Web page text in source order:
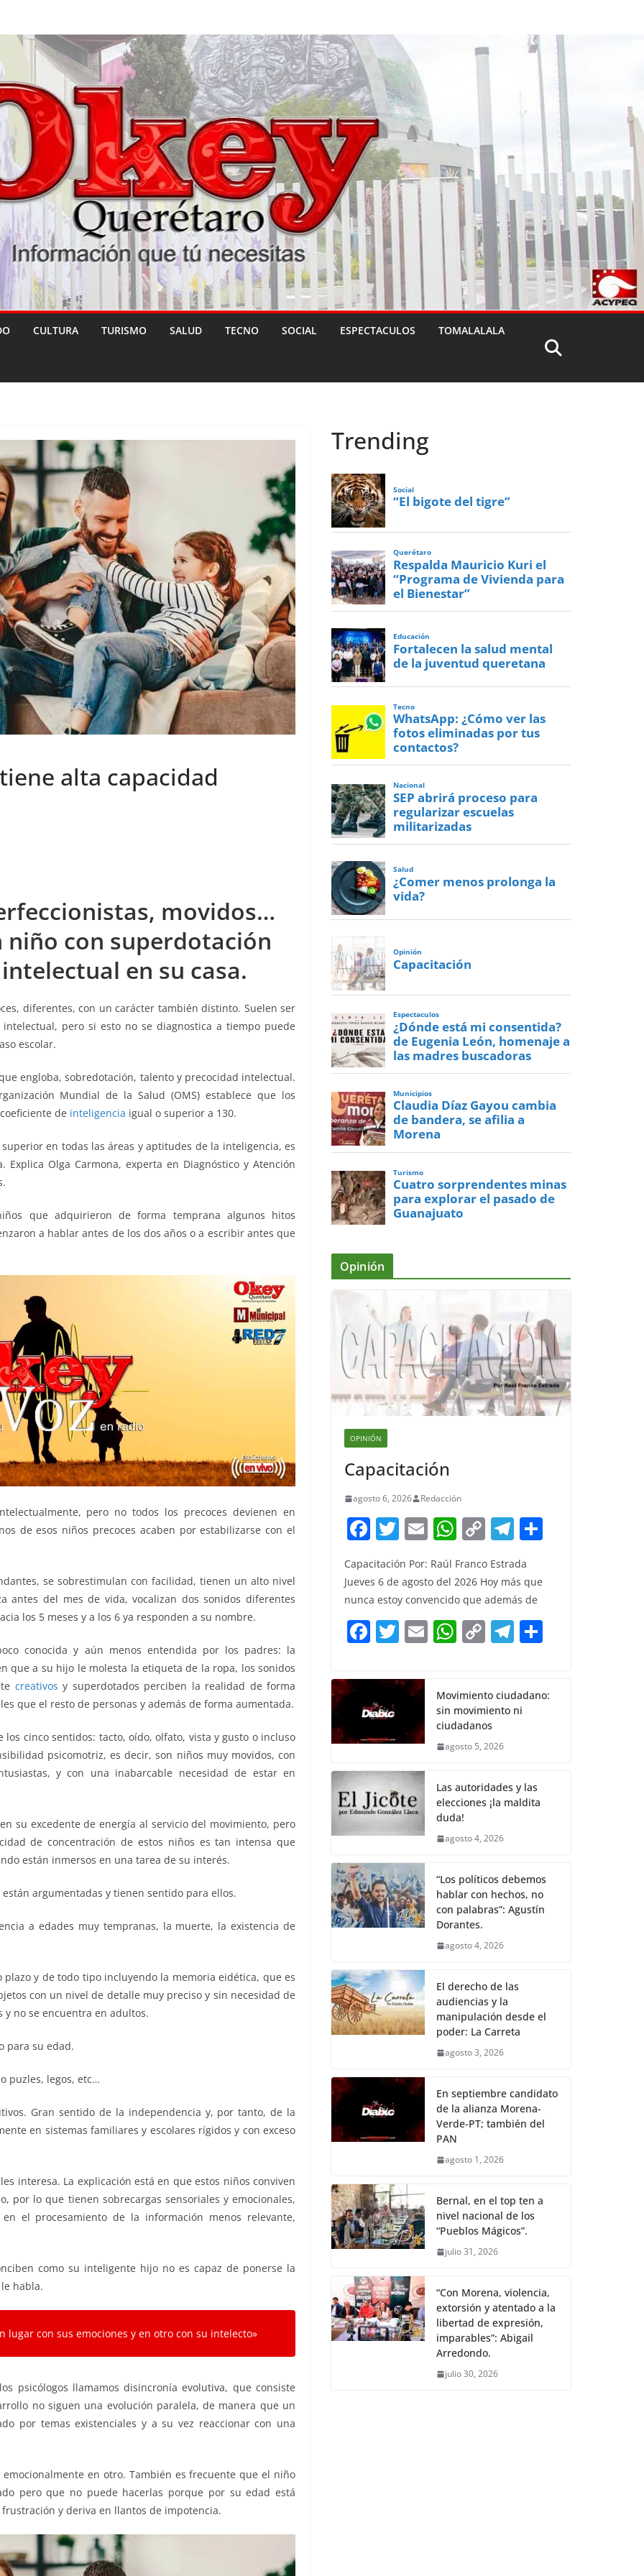
CULTURA TURISMO SALUD TECNO SOCIAL ESPECTACULOS TOMALALALA
alta capacidad
movidos…
niño con superdotación
en su casa.
diferentes, con un carácter también distinto. Suelen ser
pero si esto no se diagnostica a tiempo puede
escolar.
engloba, sobredotación, talento y precocidad intelectual.
Mundial de la Salud (OMS) establece que los
de inteligencia igual o superior a 130.
en todas las áreas y aptitudes de la inteligencia, es
Olga Carmona, experta en Diagnóstico y Atención
que adquirieron de forma temprana algunos hitos
a hablar antes de los dos años o a escribir antes que
pero no todos los precoces devienen en
de esos niños precoces acaben por estabilizarse con el
se sobrestimulan con facilidad, tienen un alto nivel
antes del mes de vida, vocalizan dos sonidos diferentes
los 5 meses y a los 6 ya responden a su nombre.
conocida y aún menos entendida por los padres: la
que a su hijo le molesta la etiqueta de la ropa, los sonidos
creativos y superdotados perciben la realidad de forma
que el resto de personas y además de forma aumentada.
cinco sentidos: tacto, oído, olfato, vista y gusto o incluso
psicomotriz, es decir, son niños muy movidos, con
y con una inabarcable necesidad de estar en
su excedente de energía al servicio del movimiento, pero
de concentración de estos niños es tan intensa que
están inmersos en una tarea de su interés.
argumentadas y tienen sentido para ellos.
a edades muy tempranas, la muerte, la existencia de
y de todo tipo incluyendo la memoria eidética, que es
con un nivel de detalle muy preciso y sin necesidad de
y no se encuentra en adultos.
para su edad.
puzles, legos, etc…
Gran sentido de la independencia y, por tanto, de la
en sistemas familiares y escolares rígidos y con exceso
interesa. La explicación está en que estos niños conviven
por lo que tienen sobrecargas sensoriales y emocionales,
el procesamiento de la información menos relevante,
como su inteligente hijo no es capaz de ponerse la
habla.
lugar con sus emociones y en otro con su intelecto»
psicólogos llamamos disincronía evolutiva, que consiste
no siguen una evolución paralela, de manera que un
por temas existenciales y a su vez reaccionar con una
en otro. También es frecuente que el niño
pero que no puede hacerlas porque por su edad está
y deriva en llantos de impotencia.
Trending
Social
“El bigote del tigre”
Querétaro
Respalda Mauricio Kuri el
“Programa de Vivienda para
el Bienestar”
Educación
Fortalecen la salud mental
de la juventud queretana
Tecno
WhatsApp: ¿Cómo ver las
fotos eliminadas por tus
contactos?
Nacional
SEP abrirá proceso para
regularizar escuelas
militarizadas
Salud
¿Comer menos prolonga la
vida?
Opinión
Capacitación
Espectaculos
¿Dónde está mi consentida?
de Eugenia León, homenaje a
las madres buscadoras
Municipios
Claudia Díaz Gayou cambia
de bandera, se afilia a
Morena
Turismo
Cuatro sorprendentes minas
para explorar el pasado de
Guanajuato
Opinión
OPINIÓN
Capacitación
agosto 6, 2026 Redacción
F
a
c
e
b
o
k
T
itt
er
E
m
ai
l
W
at
s
A
p
C
p
y
Li
n
T
el
e
gr
a
m
Capacitación Por: Raúl Franco Estrada
Jueves 6 de agosto del 2026 Hoy más que
nunca estoy convencido que además de
F
c
e
b
o
o
k
T
itt
er
E W
s
A
p
C
y
Li
n
T
gr
a
e
Movimiento ciudadano:
sin movimiento ni
ciudadanos
agosto 5, 2026
Las autoridades y las
elecciones ¡la maldita
duda!
agosto 4, 2026
“Los políticos debemos
hablar con hechos, no
con palabras”: Agustín
Dorantes.
agosto 4, 2026
El derecho de las
audiencias y la
manipulación desde el
poder: La Carreta
agosto 3, 2026
En septiembre candidato
de la alianza Morena-
Verde-PT; también del
PAN
agosto 1, 2026
Bernal, en el top ten a
nivel nacional de los
“Pueblos Mágicos”.
julio 31, 2026
“Con Morena, violencia,
extorsión y atentado a la
libertad de expresión,
imparables”: Abigail
Arredondo.
julio 30, 2026